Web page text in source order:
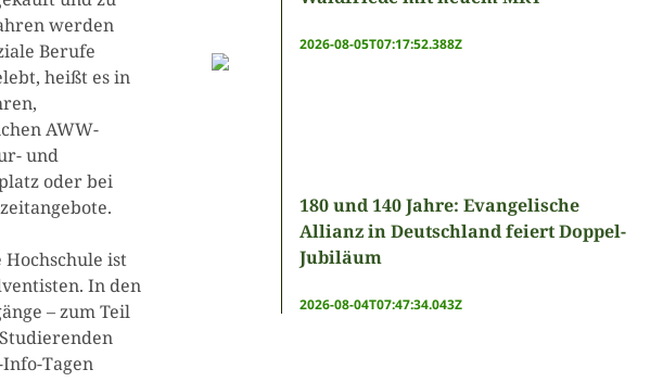
werden
Berufe
heißt es in
AWW-
und
oder bei
Hochschule ist
In den
– zum Teil
Tagen
2026-08-05T07:17:52.388Z
180 und 140 Jahre: Evangelische
Allianz in Deutschland feiert Doppel-
Jubiläum
2026-08-04T07:47:34.043Z